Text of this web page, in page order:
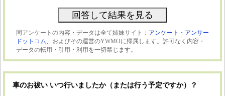
同アンケートの内容・データは全て姉妹サイト： アンケート・アンサー
ドットコム、 およびその運営のYWMOに帰属します。許可なく内容・
データの転用・引用・利用を一切禁じます。
車のお祓い いつ行いましたか（または行う予定ですか）？